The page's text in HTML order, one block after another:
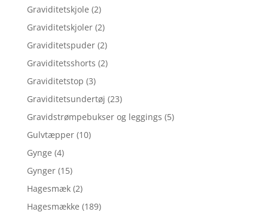
Graviditetskjole (2)
Graviditetskjoler (2)
Graviditetspuder (2)
Graviditetsshorts (2)
Graviditetstop (3)
Graviditetsundertøj (23)
Gravidstrømpebukser og leggings (5)
Gulvtæpper (10)
Gynge (4)
Gynger (15)
Hagesmæk (2)
Hagesmække (189)